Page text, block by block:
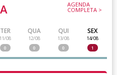
AGENDA
COMPLETA >
TER
11/08
0
QUA
12/08
0
QUI
13/08
0
SEX
14/08
1